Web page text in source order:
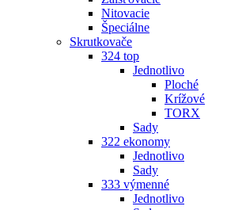
Nitovacie
Špeciálne
Skrutkovače
324 top
Jednotlivo
Ploché
Krížové
TORX
Sady
322 ekonomy
Jednotlivo
Sady
333 výmenné
Jednotlivo